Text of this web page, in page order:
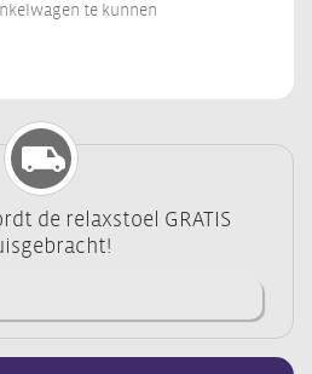
te kunnen
de relaxstoel GRATIS